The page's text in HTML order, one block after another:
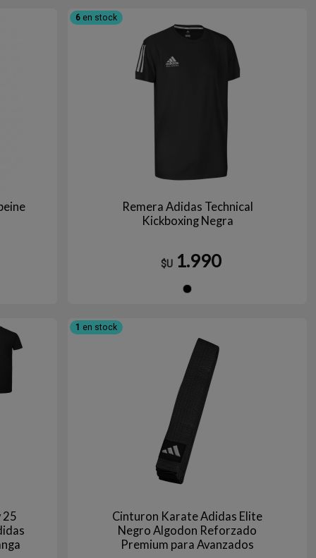
6en stock
Remera Adidas Technical
Kickboxing Negra
$U 1.990
25
1 en stock
Cinturon Karate Adidas Elite
Negro Algodon Reforzado
Premium para Avanzados